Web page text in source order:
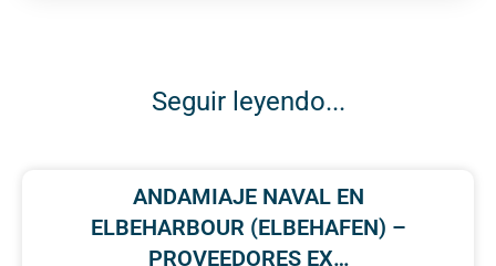
Seguir leyendo...
ANDAMIAJE NAVAL EN
ELBEHARBOUR (ELBEHAFEN) –
PROVEEDORES EX…